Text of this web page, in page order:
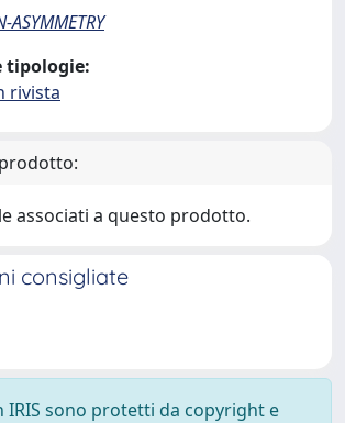
ASYMMETRY
tipologie:
rivista
associati a questo prodotto.
consigliate
IRIS sono protetti da copyright e